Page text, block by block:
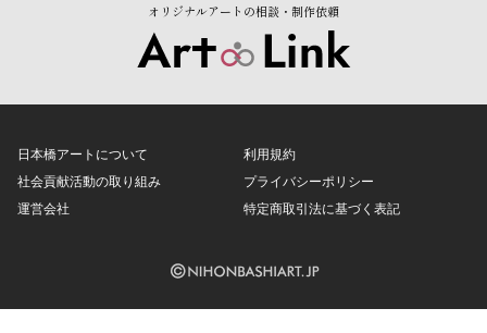
オリジナルアートの相談・制作依頼
日本橋アートについて
社会貢献活動の取り組み
運営会社
利用規約
プライバシーポリシー
特定商取引法に基づく表記